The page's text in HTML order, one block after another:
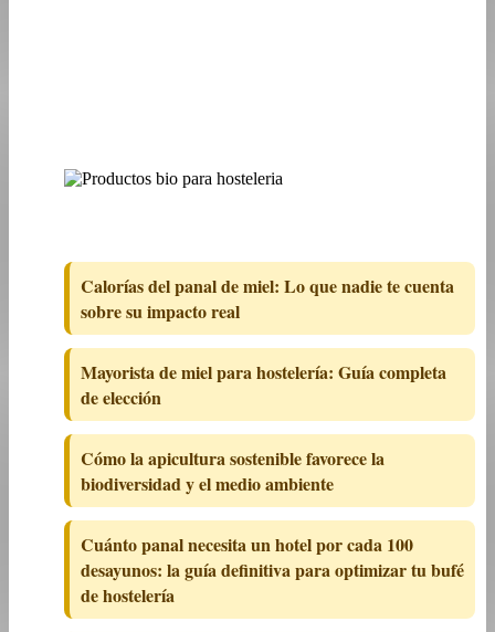
Calorías del panal de miel: Lo que nadie te cuenta
sobre su impacto real
Mayorista de miel para hostelería: Guía completa
de elección
Cómo la apicultura sostenible favorece la
biodiversidad y el medio ambiente
Cuánto panal necesita un hotel por cada 100
desayunos: la guía definitiva para optimizar tu bufé
de hostelería